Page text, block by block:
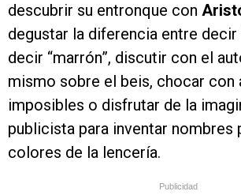
descubrir su entronque con
degustar la diferencia entre decir
decir “marrón”, discutir con el
mismo sobre el beis, chocar con
imposibles o disfrutar de la
publicista para inventar nombres
colores de la lencería.
Publicidad